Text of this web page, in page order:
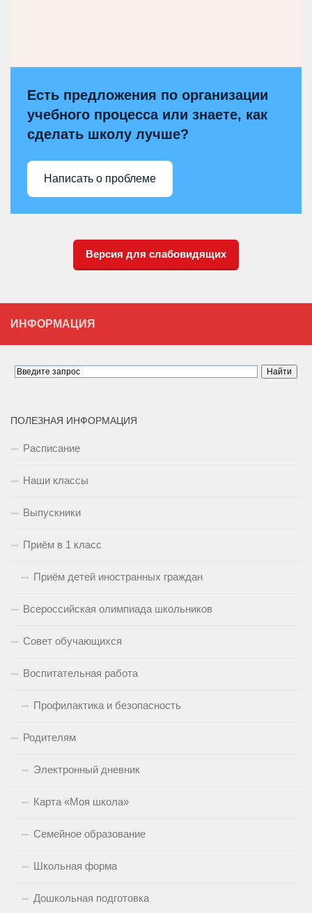
Есть предложения по организации
учебного процесса или знаете, как
сделать школу лучше?
Написать о проблеме
Версия для слабовидящих
ИНФОРМАЦИЯ
ПОЛЕЗНАЯ ИНФОРМАЦИЯ
Расписание
Наши классы
Выпускники
Приём в 1 класс
Приём детей иностранных граждан
Всероссийская олимпиада школьников
Совет обучающихся
Воспитательная работа
Профилактика и безопасность
Родителям
Электронный дневник
Карта «Моя школа»
Семейное образование
Школьная форма
Дошкольная подготовка